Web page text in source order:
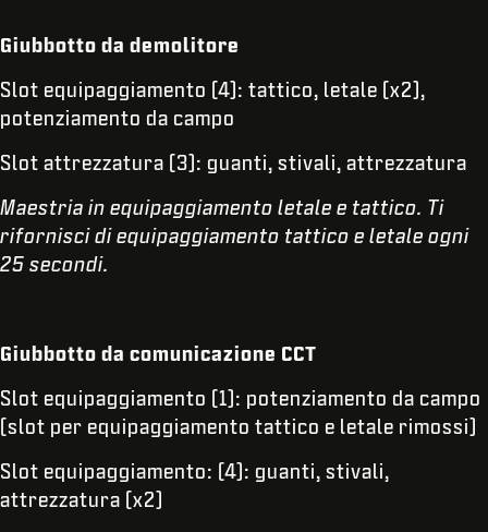
Giubbotto da demolitore
Slot equipaggiamento (4): tattico, letale (x2),
potenziamento da campo
Slot attrezzatura (3): guanti, stivali, attrezzatura
Maestria in equipaggiamento letale e tattico. Ti
rifornisci di equipaggiamento tattico e letale ogni
25 secondi.
Giubbotto da comunicazione CCT
Slot equipaggiamento (1): potenziamento da campo
(slot per equipaggiamento tattico e letale rimossi)
Slot equipaggiamento: (4): guanti, stivali,
attrezzatura (x2)